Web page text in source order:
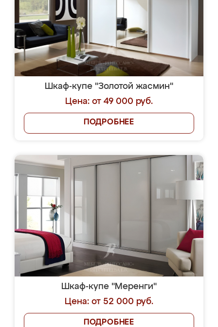
Шкаф-купе "Золотой жасмин"
Цена: от 49 000 руб.
ПОДРОБНЕЕ
Шкаф-купе "Меренги"
Цена: от 52 000 руб.
ПОДРОБНЕЕ